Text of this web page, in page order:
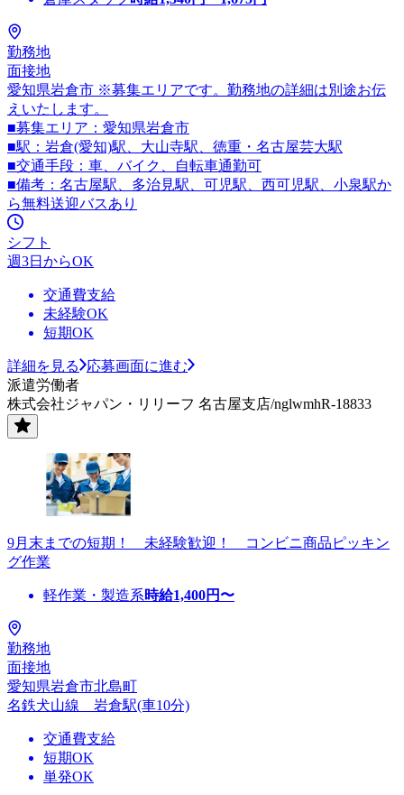
勤務地
面接地
愛知県岩倉市 ※募集エリアです。勤務地の詳細は別途お伝
えいたします。
■募集エリア：愛知県岩倉市
■駅：岩倉(愛知)駅、大山寺駅、徳重・名古屋芸大駅
■交通手段：車、バイク、自転車通勤可
■備考：名古屋駅、多治見駅、可児駅、西可児駅、小泉駅か
ら無料送迎バスあり
シフト
週3日からOK
交通費支給
未経験OK
短期OK
詳細を見る
応募画面に進む
派遣労働者
株式会社ジャパン・リリーフ 名古屋支店/nglwmhR-18833
9月末までの短期！ 未経験歓迎！ コンビニ商品ピッキン
グ作業
軽作業・製造系時給1,400円〜
勤務地
面接地
愛知県岩倉市北島町
名鉄犬山線 岩倉駅(車10分)
交通費支給
短期OK
単発OK